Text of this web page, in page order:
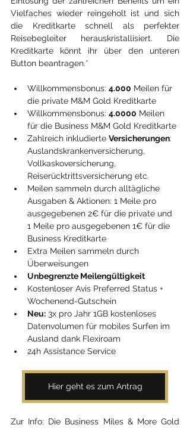
Vielfaches wieder reingeholt ist und sich
die Kreditkarte schnell als perfekter
Reisebegleiter herauskristallisiert. Die
Kreditkarte könnt ihr über den unteren
Button beantragen.*
Willkommensbonus: 4.000 Meilen für
die private M&M Gold Kreditkarte
Willkommensbonus: 4.0000 Meilen
für die Business M&M Gold Kreditkarte
Zahlreich inkludierte Versicherungen:
Auslandskrankenversicherung,
Vollkaskoversicherung,
Reiserücktrittsversicherung etc.
Meilen sammeln durch alltägliche
Ausgaben & Aktionen: 1 Meile pro
ausgegebenen 2€ für die private und
1 Meile pro ausgegebenen 1€ für die
Business Kreditkarte
Extra Meilen sammeln durch
Überweisungen
Unbegrenzte Meilengültigkeit
Kostenloser Avis Preferred Status +
Wochenend-Gutschein
Neu: 3x pro Jahr 1GB kostenloses
Datenvolumen für mobiles Surfen im
Ausland dank Flexiroam
24h Assistance Service
Hier geht es zum Antrag
Zur Info: Die Business Miles & More Gold